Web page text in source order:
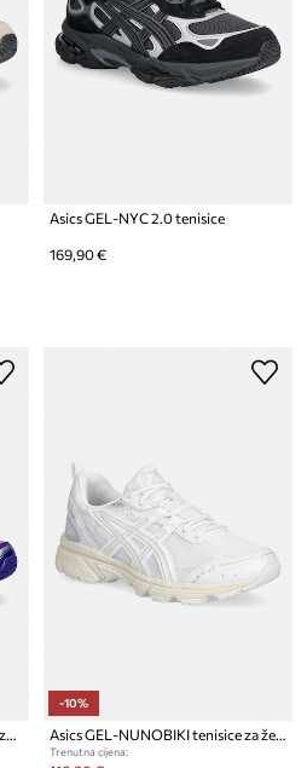
Asics GEL-NYC 2.0 tenisice
169,90 €
Asics GEL-CUMULUS 16 tenisice za žene
-10%
Asics GEL-NUNOBIKI tenisice za žene
Trenutna cijena: